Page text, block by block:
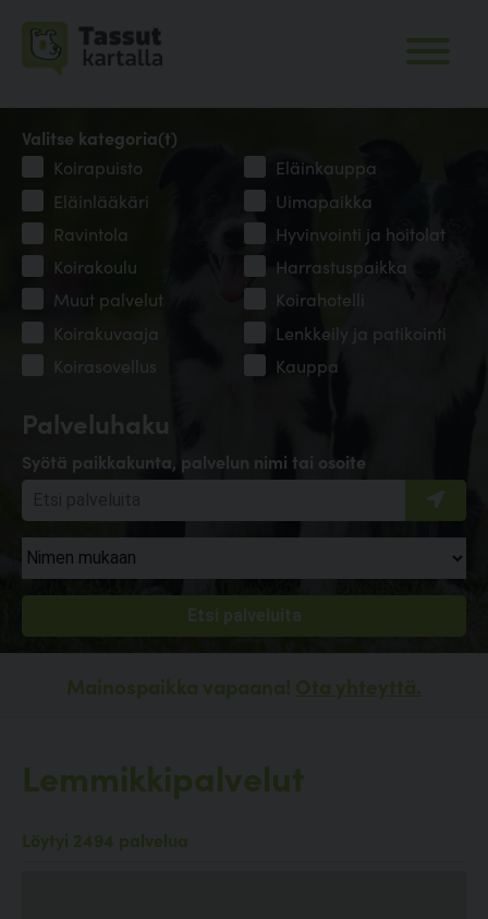
Palveluhaku
Syötä paikkakunta, palvelun nimi tai osoite
Valitse kategoria(t)
Koirapuisto
Eläinkauppa
Eläinlääkäri
Uimapaikka
Ravintola
Hyvinvointi ja hoitolat
Koirakoulu
Harrastuspaikka
Muut palvelut
Koirahotelli
Koirakuvaaja
Lenkkeily ja patikointi
Koirasovellus
Kauppa
Mainospaikka vapaana! Ota yhteyttä.
Lemmikkipalvelut
Löytyi 2494 palvelua